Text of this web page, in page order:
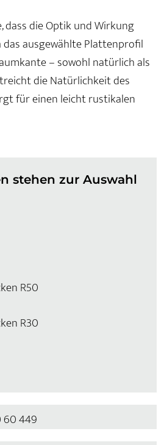
dass die Optik und Wirkung
ausgewählte Plattenprofil
– sowohl natürlich als
die Natürlichkeit des
für einen leicht rustikalen
stehen zur Auswahl
R50
R30
60 449